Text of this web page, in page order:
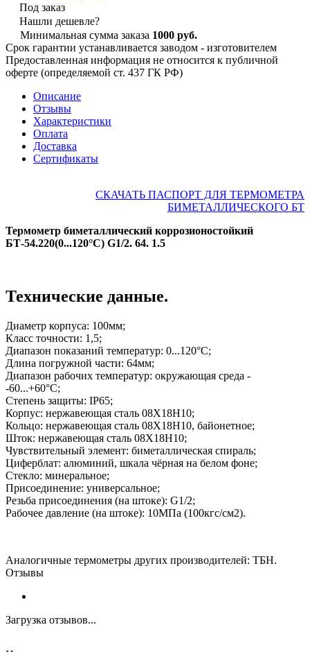
Под заказ
Нашли дешевле?
Минимальная сумма заказа 1000 руб.
Срок гарантии устанавливается заводом - изготовителем
Предоставленная информация не относится к публичной
оферте (определяемой ст. 437 ГК РФ)
Описание
Отзывы
Характеристики
Оплата
Доставка
Сертификаты
СКАЧАТЬ ПАСПОРТ ДЛЯ ТЕРМОМЕТРА
БИМЕТАЛЛИЧЕСКОГО БТ
Термометр биметаллический коррозионостойкий
БТ-54.220(0...120°С) G1/2. 64. 1.5
Технические данные.
Диаметр корпуса: 100мм;
Класс точности: 1,5;
Диапазон показаний температур: 0...120°C;
Длина погружной части: 64мм;
Диапазон рабочих температур: окружающая среда -
-60...+60°C;
Степень защиты: IP65;
Корпус: нержавеющая сталь 08Х18Н10;
Кольцо: нержавеющая сталь 08Х18Н10, байонетное;
Шток: нержавеющая сталь 08Х18Н10;
Чувствительный элемент: биметаллическая спираль;
Циферблат: алюминий, шкала чёрная на белом фоне;
Стекло: минеральное;
Присоединение: универсальное;
Резьба присоединения (на штоке): G1/2;
Рабочее давление (на штоке): 10МПа (100кгс/см2).
Аналогичные термометры других производителей: ТБН.
Отзывы
Загрузка отзывов...